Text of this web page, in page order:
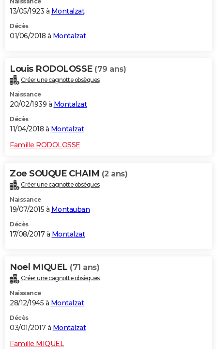
13/05/1923 à Montalzat
Décès
01/06/2018 à Montalzat
Louis RODOLOSSE (79 ans)
Créer une cagnotte obsèques
Naissance
20/02/1939 à Montalzat
Décès
11/04/2018 à Montalzat
Famille RODOLOSSE
Zoe SOUQUE CHAIM (2 ans)
Créer une cagnotte obsèques
Naissance
19/07/2015 à Montauban
Décès
17/08/2017 à Montalzat
Noel MIQUEL (71 ans)
Créer une cagnotte obsèques
Naissance
28/12/1945 à Montalzat
Décès
03/01/2017 à Montalzat
Famille MIQUEL